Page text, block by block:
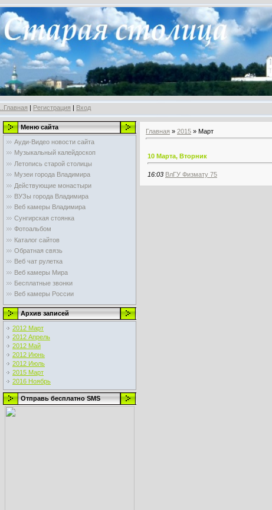
..Главная | Регистрация | Вход
Меню сайта
Ауди-Видео новости сайта
Музыкальный калейдоскоп
Летопись старой столицы
Музеи города Владимира
Действующие монастыри
ВУЗы города Владимира
Веб камеры Владимира
Сунгирская стоянка
Фотоальбом
Каталог сайтов
Обратная связь
Веб чат рулетка
Веб камеры Мира
Бесплатные звонки
Веб камеры России
Архив записей
2012 Март
2012 Апрель
2012 Май
2012 Июнь
2012 Июль
2015 Март
2016 Ноябрь
Отправь бесплатно SMS
Главная » 2015 » Март
10 Марта, Вторник
16:03 ВлГУ Физмату 75